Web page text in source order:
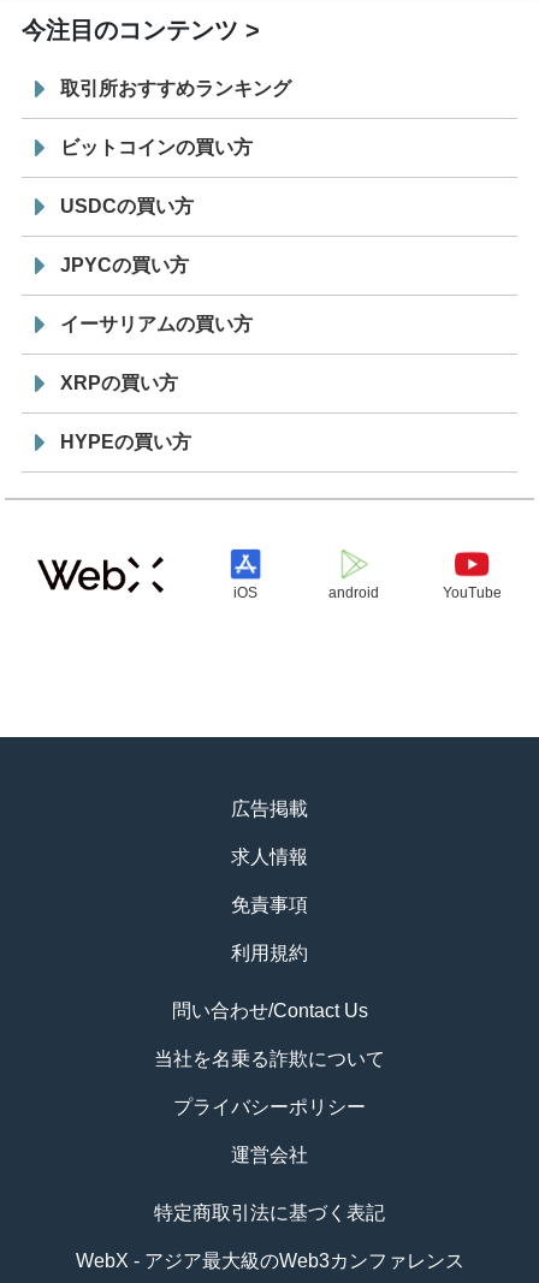
今注目のコンテンツ
取引所おすすめランキング
ビットコインの買い方
USDCの買い方
JPYCの買い方
イーサリアムの買い方
XRPの買い方
HYPEの買い方
iOS android YouTube
広告掲載
求人情報
免責事項
利用規約
問い合わせ/Contact Us
当社を名乗る詐欺について
プライバシーポリシー
運営会社
特定商取引法に基づく表記
WebX - アジア最大級のWeb3カンファレンス